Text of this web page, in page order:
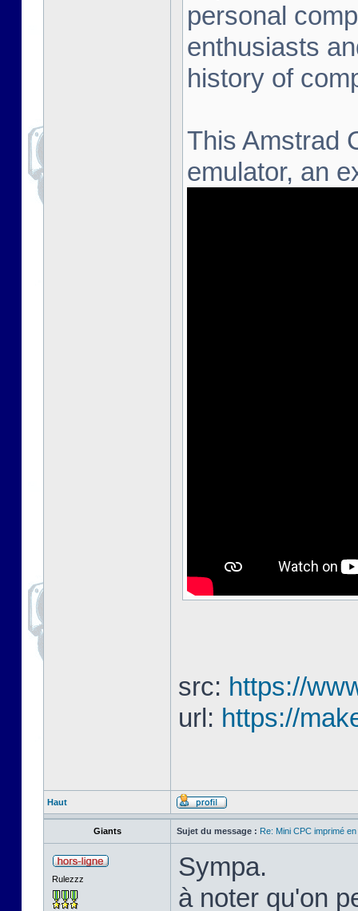
personal
enthusiasts
history of
This Amstrad
emulator, an
src: https://
url: https://
Haut
Giants Sujet du message : Re: Mini CPC imprimé
Rulezzz
Sympa.
à noter qu'on